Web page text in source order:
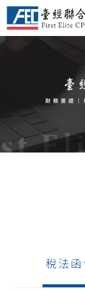
稅法函